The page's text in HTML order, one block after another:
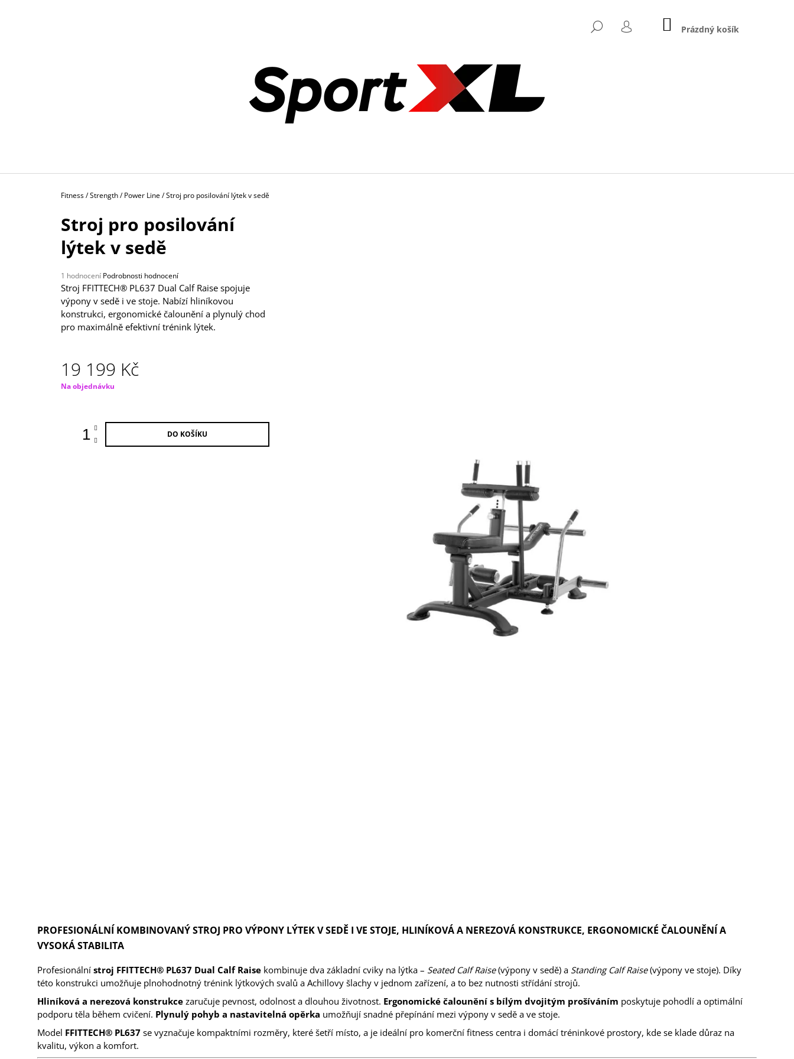
HLEDAT
PŘIHLÁŠENÍ
NÁKUPNÍ
KOŠÍK
Prázdný košík
Domů
Fitness/Strength/ Power Line/Stroj pro posilování lýtek v sedě
Stroj pro posilování
lýtek v sedě
Průměrné
hodnocení
produktu
je
5,0
z
1 hodnocení Podrobnosti hodnocení
Stroj FFITTECH® PL637 Dual Calf Raise spojuje
výpony v sedě i ve stoje. Nabízí hliníkovou
konstrukci, ergonomické čalounění a plynulý chod
pro maximálně efektivní trénink lýtek.
19 199 Kč
Měrná
Na objednávku
DO KOŠÍKU
PROFESIONÁLNÍ KOMBINOVANÝ STROJ PRO VÝPONY LÝTEK V SEDĚ I VE STOJE, HLINÍKOVÁ A NEREZOVÁ KONSTRUKCE, ERGONOMICKÉ ČALOUNĚNÍ A
VYSOKÁ STABILITA
Profesionální stroj FFITTECH® PL637 Dual Calf Raise kombinuje dva základní cviky na lýtka – Seated Calf Raise(výpony v sedě) a Standing Calf Raise(výpony ve stoje). Díky
této konstrukci umožňuje plnohodnotný trénink lýtkových svalů a Achillovy šlachy v jednom zařízení, a to bez nutnosti střídání strojů.
Hliníková a nerezová konstrukce zaručuje pevnost, odolnost a dlouhou životnost. Ergonomické čalounění s bílým dvojitým prošíváním poskytuje pohodlí a optimální
podporu těla během cvičení. Plynulý pohyb a nastavitelná opěrka umožňují snadné přepínání mezi výpony v sedě a ve stoje.
Model FFITTECH® PL637 se vyznačuje kompaktními rozměry, které šetří místo, a je ideální pro komerční fitness centra i domácí tréninkové prostory, kde se klade důraz na
kvalitu, výkon a komfort.
CO POTŘEBUJETE NAJÍT?
HLEDAT
BĚŽECKÝ PÁS FH20
39 000 Kč